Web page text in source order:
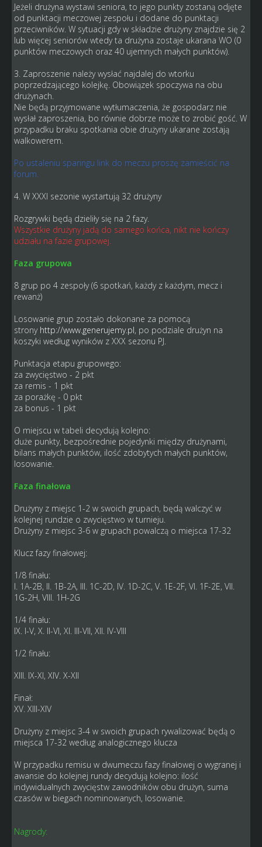
Jeżeli drużyna wystawi seniora, to jego punkty zostaną odjęte
od punktacji meczowej zespołu i dodane do punktacji
przeciwników. W sytuacji gdy w składzie drużyny znajdzie się 2
lub więcej seniorów wtedy ta drużyna zostaje ukarana WO (0
punktów meczowych oraz 40 ujemnych małych punktów).
3. Zaproszenie należy wysłać najdalej do wtorku
poprzedzającego kolejkę. Obowiązek spoczywa na obu
drużynach.
Nie będą przyjmowane wytłumaczenia, że gospodarz nie
wysłał zaproszenia, bo równie dobrze może to zrobić gość. W
przypadku braku spotkania obie drużyny ukarane zostają
walkowerem.
Po ustaleniu sparingu link do meczu proszę zamieścić na
forum.
4. W XXXI sezonie wystartują 32 drużyny
Rozgrywki będą dzieliły się na 2 fazy.
Wszystkie drużyny jadą do samego końca, nikt nie kończy
udziału na fazie grupowej.
Faza grupowa
8 grup po 4 zespoły (6 spotkań, każdy z każdym, mecz i
rewanż)
Losowanie grup zostało dokonane za pomocą
strony http://www.generujemy.pl, po podziale drużyn na
koszyki według wyników z XXX sezonu PJ.
Punktacja etapu grupowego:
za zwycięstwo - 2 pkt
za remis - 1 pkt
za porażkę - 0 pkt
za bonus - 1 pkt
O miejscu w tabeli decydują kolejno:
duże punkty, bezpośrednie pojedynki między drużynami,
bilans małych punktów, ilość zdobytych małych punktów,
losowanie.
Faza finałowa
Drużyny z miejsc 1-2 w swoich grupach, będą walczyć w
kolejnej rundzie o zwycięstwo w turnieju.
Drużyny z miejsc 3-6 w grupach powalczą o miejsca 17-32
Klucz fazy finałowej:
1/8 finału:
I. 1A-2B, II. 1B-2A, III. 1C-2D, IV. 1D-2C, V. 1E-2F, VI. 1F-2E, VII.
1G-2H, VIII. 1H-2G
1/4 finału:
IX. I-V, X. II-VI, XI. III-VII, XII. IV-VIII
1/2 finału:
XIII. IX-XI, XIV. X-XII
Finał:
XV. XIII-XIV
Drużyny z miejsc 3-4 w swoich grupach rywalizować będą o
miejsca 17-32 według analogicznego klucza
W przypadku remisu w dwumeczu fazy finałowej o wygranej i
awansie do kolejnej rundy decydują kolejno: ilość
indywidualnych zwycięstw zawodników obu drużyn, suma
czasów w biegach nominowanych, losowanie.
Nagrody: